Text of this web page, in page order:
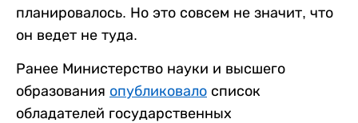
планировалось. Но это совсем не значит, что
он ведет не туда.
Ранее Министерство науки и высшего
образования опубликовало список
обладателей государственных